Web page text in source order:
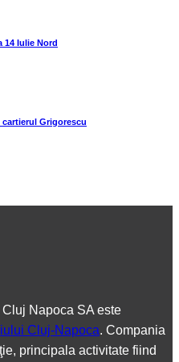
14 Iulie Nord
Grigorescu
Napoca SA este
Cluj-Napoca. Compania
principala activitate fiind